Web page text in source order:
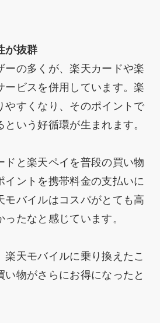
が抜群
ーの多くが、楽天カードや楽
ービスを併用しています。楽
やすくなり、そのポイントで
いう好循環が生まれます。
ドと楽天ペイを普段の買い物
イントを携帯料金の支払いに
モバイルはコスパがとても高
たなと感じています。
楽天モバイルに乗り換えたこ
い物がさらにお得になったと